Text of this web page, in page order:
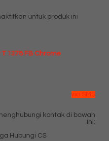
untuk produk ini
1378 FB Chrome
via SMS
kontak di bawah
ini:
Hubungi CS